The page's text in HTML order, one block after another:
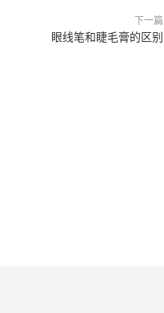
下一篇
眼线笔和睫毛膏的区别